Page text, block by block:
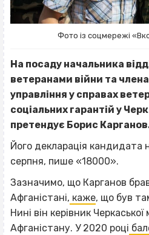
Фото із соцмережі
На посаду начальника
ветеранами війни та
управління у справах
соціальних гарантій у
претендує Борис
Його декларація кандидата
серпня, пише «18000».
Зазначимо, що Карганов брав
Афганістані, каже, що був
Нині він керівник Черкаської
Афганістану. У 2020 році